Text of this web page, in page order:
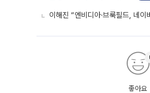
이해진 “엔비디아·브룩필드, 네이
좋아요